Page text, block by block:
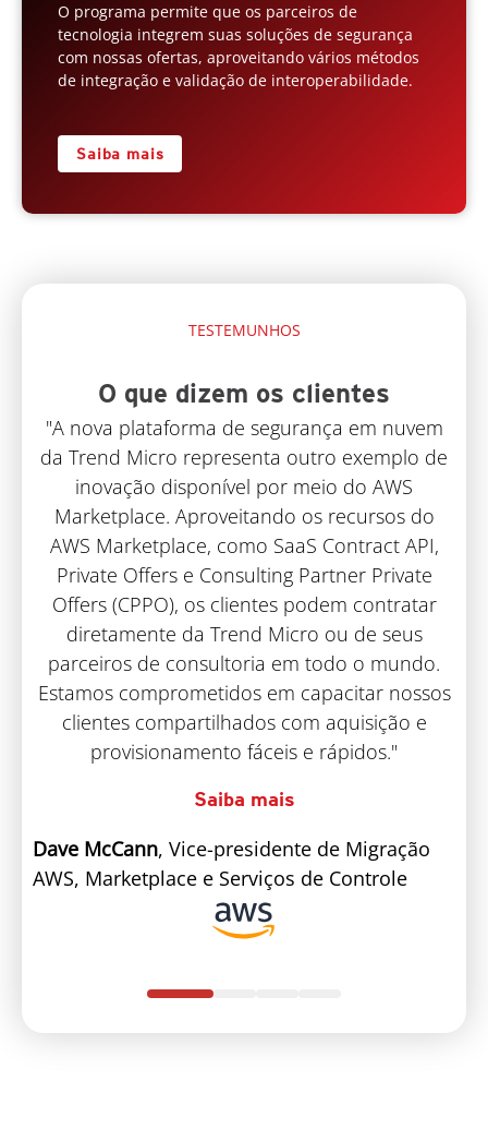
O programa permite que os parceiros de
tecnologia integrem suas soluções de segurança
com nossas ofertas, aproveitando vários métodos
de integração e validação de interoperabilidade.
Saiba mais
TESTEMUNHOS
O que dizem os clientes
"A nova plataforma de segurança em nuvem
da Trend Micro representa outro exemplo de
inovação disponível por meio do AWS
Marketplace. Aproveitando os recursos do
AWS Marketplace, como SaaS Contract API,
Private Offers e Consulting Partner Private
Offers (CPPO), os clientes podem contratar
diretamente da Trend Micro ou de seus
parceiros de consultoria em todo o mundo.
Estamos comprometidos em capacitar nossos
clientes compartilhados com aquisição e
provisionamento fáceis e rápidos."
Saiba mais
Dave McCann, Vice-presidente de Migração
AWS, Marketplace e Serviços de Controle